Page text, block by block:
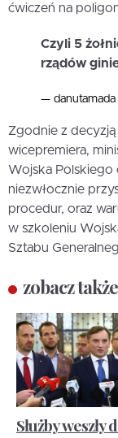
ćwiczeń na
Czyli 5
rządów
—
Zgodnie z decyzją
wicepremiera,
Wojska Polskiego
niezwłocznie
procedur, oraz
w szkoleniu
Sztabu
zobacz także
Służby weszły